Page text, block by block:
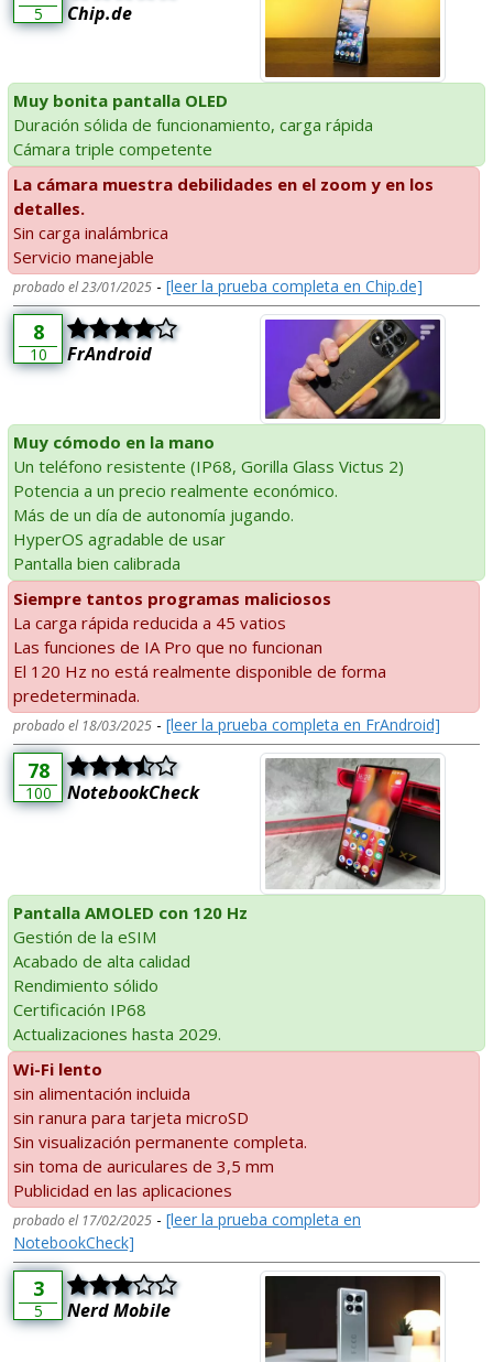
5 Chip.de
Muy bonita pantalla OLED
Duración sólida de funcionamiento, carga rápida
Cámara triple competente
La cámara muestra debilidades en el zoom y en los
detalles.
Sin carga inalámbrica
Servicio manejable
probado el 23/01/2025 - [leer la prueba completa en Chip.de]
8
10 FrAndroid
Muy cómodo en la mano
Un teléfono resistente (IP68, Gorilla Glass Victus 2)
Potencia a un precio realmente económico.
Más de un día de autonomía jugando.
HyperOS agradable de usar
Pantalla bien calibrada
Siempre tantos programas maliciosos
La carga rápida reducida a 45 vatios
Las funciones de IA Pro que no funcionan
El 120 Hz no está realmente disponible de forma
predeterminada.
probado el 18/03/2025 - [leer la prueba completa en FrAndroid]
78
100 NotebookCheck
Pantalla AMOLED con 120 Hz
Gestión de la eSIM
Acabado de alta calidad
Rendimiento sólido
Certificación IP68
Actualizaciones hasta 2029.
Wi-Fi lento
sin alimentación incluida
sin ranura para tarjeta microSD
Sin visualización permanente completa.
sin toma de auriculares de 3,5 mm
Publicidad en las aplicaciones
probado el 17/02/2025 - [leer la prueba completa en
NotebookCheck]
3
5 Nerd Mobile